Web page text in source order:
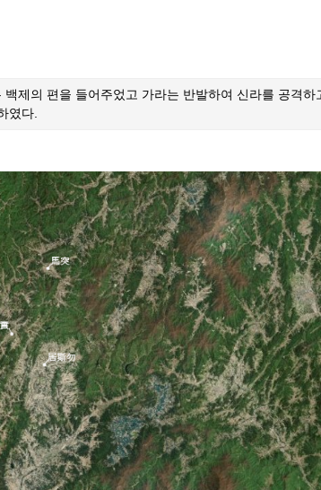
제의 편을 들어주었고 가라는 반발하여 신라를 공격
였다.